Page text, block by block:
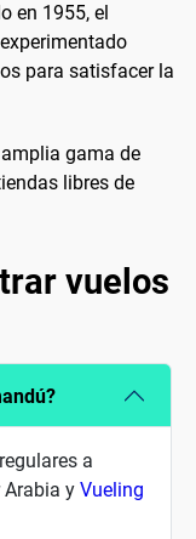
en 1955, el
para satisfacer la
gama de
libres de
vuelos
a
Arabia y Vueling